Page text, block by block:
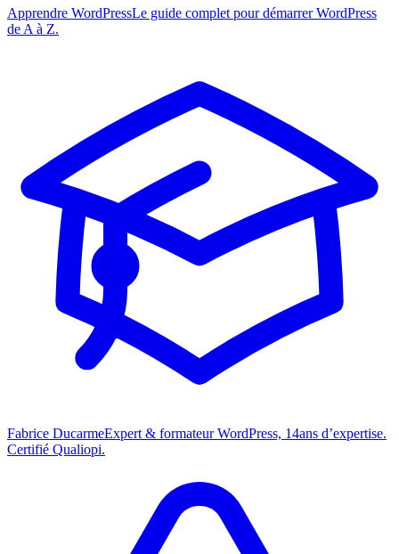
Apprendre WordPressLe guide complet pour démarrer WordPress
de A à Z.
Fabrice DucarmeExpert & formateur WordPress, 14ans d’expertise.
Certifié Qualiopi.